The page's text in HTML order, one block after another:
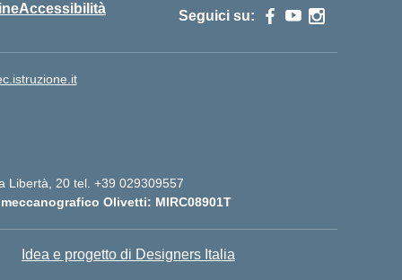
Accessibilità Seguici su:
Libertà, 20 tel. +39 029309557
Olivetti: MIRC08901T
Idea e progetto di Designers Italia